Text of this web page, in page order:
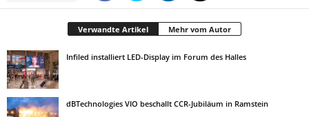
Verwandte Artikel Mehr vom Autor
Infiled installiert LED-Display im Forum des Halles
dBTechnologies VIO beschallt CCR-Jubiläum in Ramstein